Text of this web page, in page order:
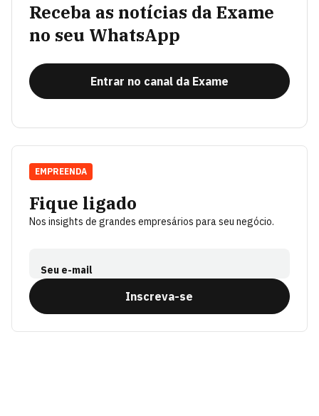
Receba as notícias da Exame
no seu WhatsApp
Entrar no canal da Exame
Fique ligado
Nos insights de grandes empresários para seu negócio.
Seu e-mail
Inscreva-se
EMPREENDA